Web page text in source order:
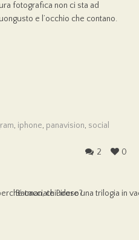
fotografica non ci sta ad
e l’occhio che contano.
, iphone, panavision, social
0
2
cacciate Piroso?
Batman, chiudere una trilogia in